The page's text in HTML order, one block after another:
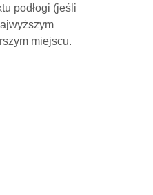
podłogi (jeśli
miejscu.